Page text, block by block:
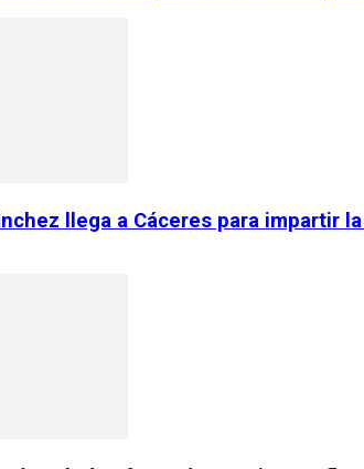
llega a Cáceres para impartir